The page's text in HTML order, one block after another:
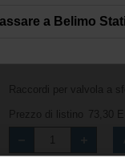
Raccordi per valvola a
Prezzo di listino 73,30
a Belimo